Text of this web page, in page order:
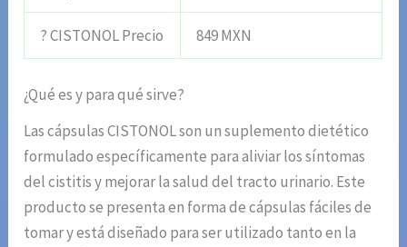
? CISTONOL Precio 849 MXN
¿Qué es y para qué sirve?
Las cápsulas CISTONOL son un suplemento dietético
formulado específicamente para aliviar los síntomas
del cistitis y mejorar la salud del tracto urinario. Este
producto se presenta en forma de cápsulas fáciles de
tomar y está diseñado para ser utilizado tanto en la